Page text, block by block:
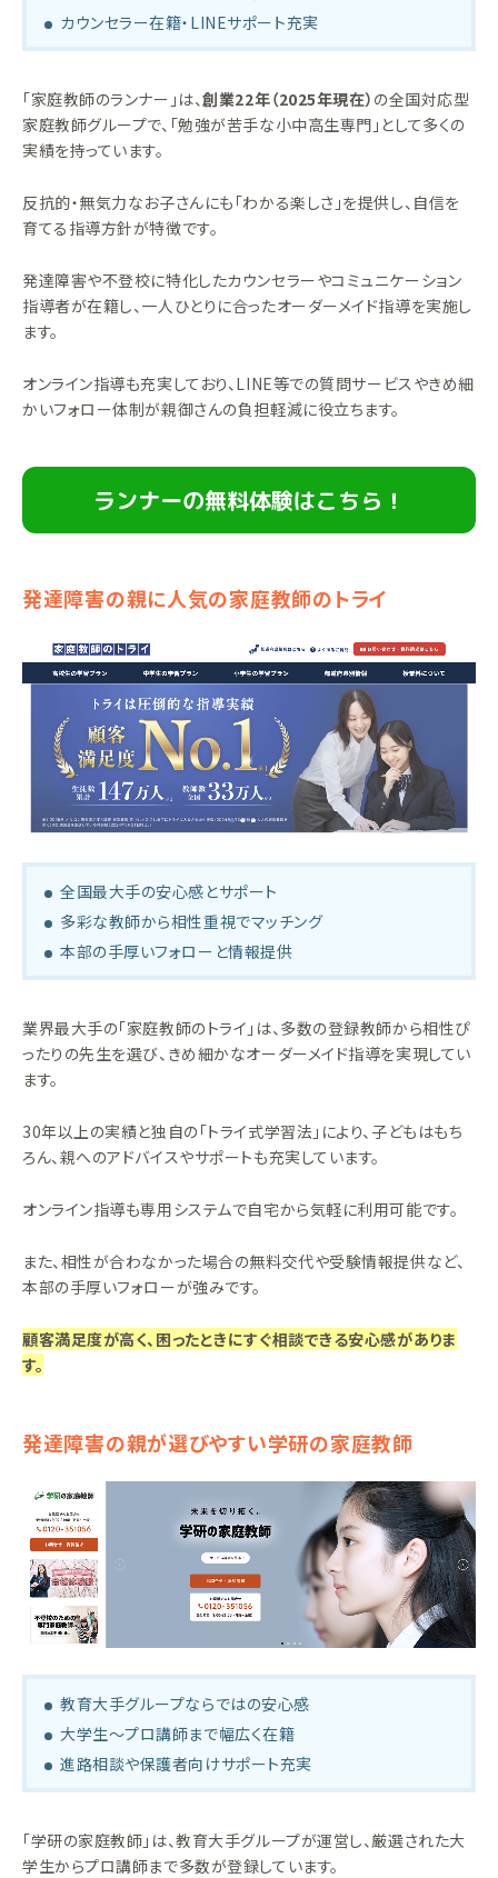
カウンセラー在籍・LINEサポート充実
「家庭教師のランナー」は、創業22年（2025年現在） の全国対応型
家庭教師グループで、「勉強が苦手な小中高生専門」として多くの
実績を持っています。
反抗的・無気力なお子さんにも「わかる楽しさ」を提供し、自信を
育てる指導方針が特徴です。
発達障害や不登校に特化したカウンセラーやコミュニケーション
指導者が在籍し、一人ひとりに合ったオーダーメイド指導を実施し
ます。
オンライン指導も充実しており、LINE等での質問サービスやきめ細
かいフォロー体制が親御さんの負担軽減に役立ちます。
ランナーの無料体験はこちら！
発達障害の親に人気の家庭教師のトライ
全国最大手の安心感とサポート
多彩な教師から相性重視でマッチング
本部の手厚いフォローと情報提供
業界最大手の「家庭教師のトライ」は、多数の登録教師から相性ぴ
ったりの先生を選び、きめ細かなオーダーメイド指導を実現してい
ます。
30年以上の実績と独自の「トライ式学習法」により、子どもはもち
ろん、親へのアドバイスやサポートも充実しています。
オンライン指導も専用システムで自宅から気軽に利用可能です。
また、相性が合わなかった場合の無料交代や受験情報提供など、
本部の手厚いフォローが強みです。
顧客満足度が高く、困ったときにすぐ相談できる安心感がありま
す。
発達障害の親が選びやすい学研の家庭教師
教育大手グループならではの安心感
大学生～プロ講師まで幅広く在籍
進路相談や保護者向けサポート充実
「学研の家庭教師」は、教育大手グループが運営し、厳選された大
学生からプロ講師まで多数が登録しています。